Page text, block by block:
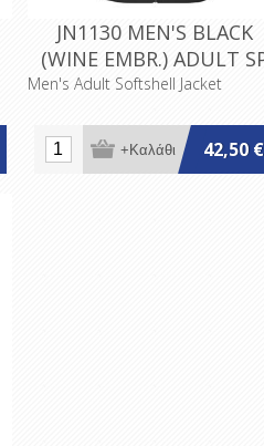
JN1130 MEN'S BLACK
(WINE EMBR.) ADULT
Men's Adult Softshell Jacket
42,50 €